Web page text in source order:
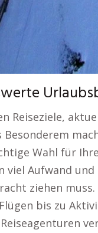
Reiseziele,
Wahl für
viel Aufwand
ziehen
bis zu